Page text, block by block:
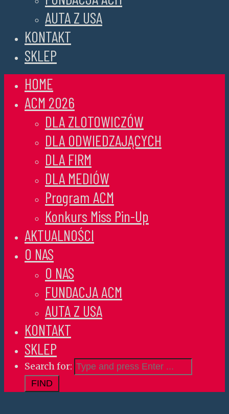
AUTA Z USA
KONTAKT
SKLEP
HOME
ACM 2026
DLA ZLOTOWICZÓW
DLA ODWIEDZAJĄCYCH
DLA FIRM
DLA MEDIÓW
Program ACM
Konkurs Miss Pin-Up
AKTUALNOŚCI
O NAS
O NAS
FUNDACJA ACM
AUTA Z USA
KONTAKT
SKLEP
Search for: